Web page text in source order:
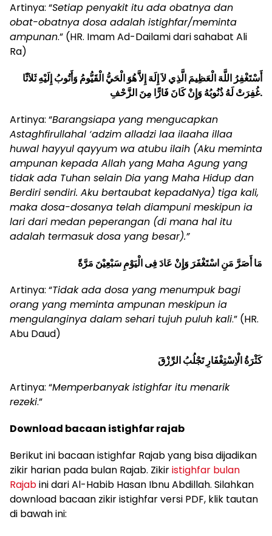
Artinya: “Setiap penyakit itu ada obatnya dan
obat-obatnya dosa adalah istighfar/meminta
ampunan.” (HR. Imam Ad-Dailami dari sahabat Ali
Ra)
أَسْتَغْفِرُ اللَّهَ الْعَظِيمَ الَّذِي لاَ إِلَهَ إِلاَّ هُوَ الْحَيُّ الْقَيُّومُ وَأَتُوبُ إِلَيْهِ ثَلاَثًا
غُفِرَتْ لَهُ ذُنُوبُهُ وَإِنْ كَانَ فَارًّا مِنَ الزَّحْفِ.
Artinya: “Barangsiapa yang mengucapkan
Astaghfirullahal ‘adzim alladzi laa ilaaha illaa
huwal hayyul qayyum wa atubu ilaih (Aku meminta
ampunan kepada Allah yang Maha Agung yang
tidak ada Tuhan selain Dia yang Maha Hidup dan
Berdiri sendiri. Aku bertaubat kepadaNya) tiga kali,
maka dosa-dosanya telah diampuni meskipun ia
lari dari medan peperangan (di mana hal itu
adalah termasuk dosa yang besar).”
مَا أَصَرَّ مَنِ اسْتَغْفَرَ وَإِنْ عَادَ فِى الْيَوْمِ سَبْعِيْنَ مَرَّةً
Artinya: “Tidak ada dosa yang menumpuk bagi
orang yang meminta ampunan meskipun ia
mengulanginya dalam sehari tujuh puluh kali.” (HR.
Abu Daud)
كَثْرَةُ الْاِسْتِغْفَارِ تَجْلُبُ الرِّزْقَ
Artinya: “Memperbanyak istighfar itu menarik
rezeki.”
Download bacaan istighfar rajab
Berikut ini bacaan istighfar Rajab yang bisa dijadikan
zikir harian pada bulan Rajab. Zikiristighfar bulan
Rajabini dari Al-Habib Hasan Ibnu Abdillah. Silahkan
download bacaan zikir istighfar versi PDF, klik tautan
di bawah ini: